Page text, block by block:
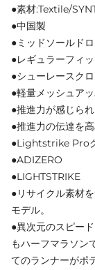
●素材:Textile/
●中国製
●ミッドソールド
●レギュラーフィッ
●シューレースク
●軽量メッシュア
●推進力が感じら
●推進力の伝達を
●Lightstrike Pro
●ADIZERO
●LIGHTSTRIKE
●リサイクル素材
モデル。
●異次元のスピー
もハーフマラソン
てのランナーがポ